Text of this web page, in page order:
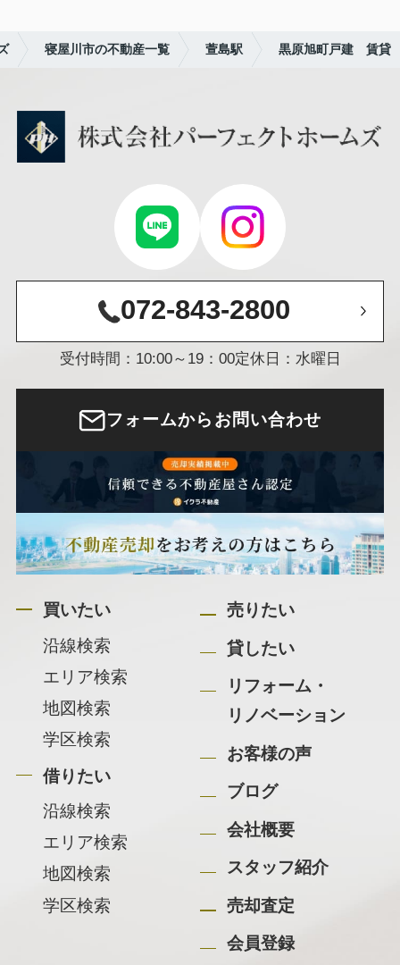
寝屋川市の不動産一覧 萱島駅 黒原旭町戸建 賃貸
072-843-2800
受付時間：10:00～19：00定休日：水曜日
フォームからお問い合わせ
買いたい
沿線検索
エリア検索
地図検索
学区検索
借りたい
沿線検索
エリア検索
地図検索
学区検索
売りたい
貸したい
リフォーム・
リノベーション
お客様の声
ブログ
会社概要
スタッフ紹介
売却査定
会員登録